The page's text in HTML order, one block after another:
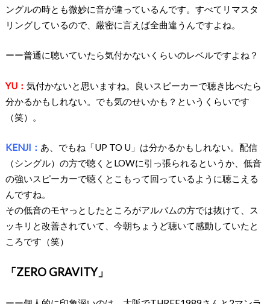
ングルの時とも微妙に音が違っているんです。すべてリマスタ
リングしているので、厳密に言えば全曲違うんですよね。
ーー普通に聴いていたら気付かないくらいのレベルですよね？
YU： 気付かないと思いますね。良いスピーカーで聴き比べたら
分かるかもしれない。でも気のせいかも？というくらいです
（笑）。
KENJI： あ、でもね「UP TO U」は分かるかもしれない。配信
（シングル）の方で聴くとLOWに引っ張られるというか、低音
の強いスピーカーで聴くとこもって回っているように聴こえる
んですね。
その低音のモヤっとしたところがアルバムの方では抜けて、ス
ッキリと改善されていて、今朝ちょうど聴いて感動していたと
ころです（笑）
「ZERO GRAVITY」